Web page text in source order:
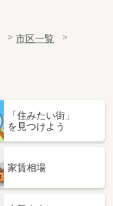
市区一覧
「住みたい街」
を見つけよう
家賃相場